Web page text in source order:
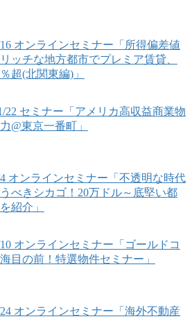
16 オンラインセミナー「所得偏差値
ッチな地方都市でプレミア賃貸、
超(北関東編)」
22 セミナー「アメリカ高収益商業物
@東京一番町」
4 オンラインセミナー「不透明な時代
べきシカゴ！20万ドル～底堅い都
紹介」
10 オンラインセミナー「ゴールドコ
目の前！特選物件セミナー」
24 オンラインセミナー「海外不動産